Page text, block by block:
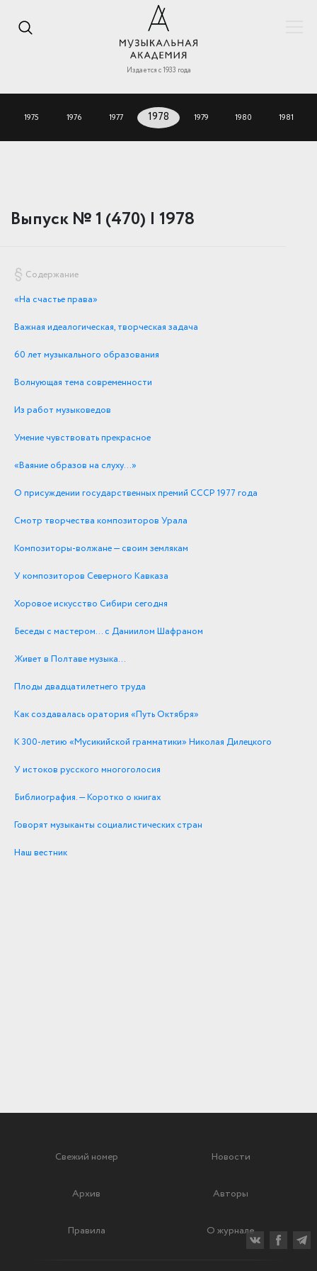
Издается с 1933 года
1975 1976 1977 1978 1979 1980 1981
Выпуск № 1 (470) | 1978
Содержание
«На счастье права»
Важная идеалогическая, творческая задача
60 лет музыкального образования
Волнующая тема современности
Из работ музыковедов
Умение чувствовать прекрасное
«Ваяние образов на слуху…»
О присуждении государственных премий СССР 1977 года
Смотр творчества композиторов Урала
Композиторы-волжане — своим землякам
У композиторов Северного Кавказа
Хоровое искусство Сибири сегодня
Беседы с мастером… с Даниилом Шафраном
Живет в Полтаве музыка…
Плоды двадцатилетнего труда
Как создавалась оратория «Путь Октября»
К 300-летию «Мусикийской грамматики» Николая Дилецкого
У истоков русского многоголосия
Библиография. — Коротко о книгах
Говорят музыканты социалистических стран
Наш вестник
Свежий номер Новости
Архив Авторы
Правила О журнале